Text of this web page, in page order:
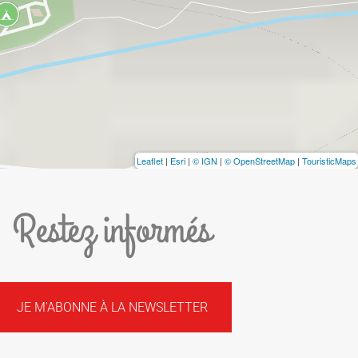
Leaflet | Esri | © IGN | © OpenStreetMap | TouristicMaps
Restez informés
JE M'ABONNE À LA NEWSLETTER